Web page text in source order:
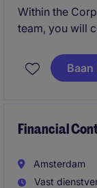
Within the
team, you will
stakeholder
responsibility
Financial
Amsterdam
Vast